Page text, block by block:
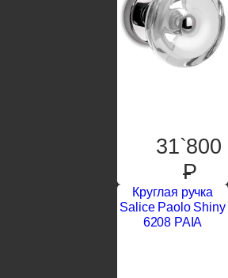
31`800
P
Круглая ручка
Salice Paolo Shiny
6208 PAIA